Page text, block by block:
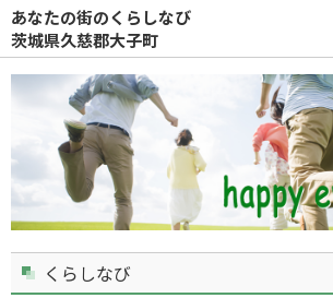
あなたの街のくらしなび
茨城県久慈郡大子町
くらしなび